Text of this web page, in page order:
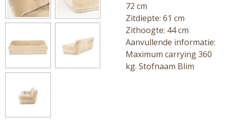
72 cm
Zitdiepte: 61 cm
Zithoogte: 44 cm
Aanvullende informatie:
Maximum carrying 360
kg. Stofnaam Blim